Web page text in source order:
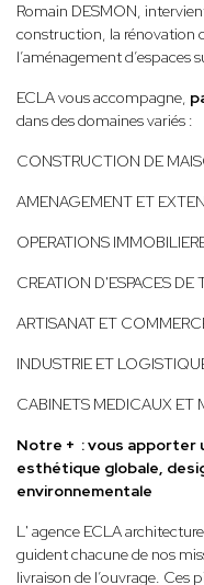
Romain DESMON,
construction, la rénovation
l’aménagement d’espaces
ECLA vous accompagne,
dans des domaines variés :
CONSTRUCTION DE
AMENAGEMENT ET
OPERATIONS
CREATION D'ESPACES DE
ARTISANAT ET
INDUSTRIE ET
CABINETS MEDICAUX ET
Notre + : vous apporter
esthétique globale,
environnementale
L' agence ECLA
guident chacune de nos
livraison de l’ouvrage. Ces